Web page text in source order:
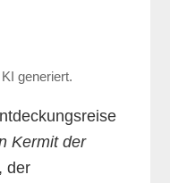
generiert.
Kermit der
der